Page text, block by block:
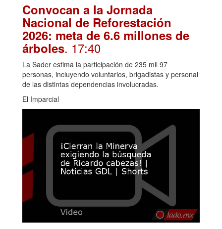
Convocan a la Jornada
Nacional de Reforestación
2026: meta de 6.6 millones de
árboles. 17:40
La Sader estima la participación de 235 mil 97
personas, incluyendo voluntarios, brigadistas y personal
de las distintas dependencias involucradas.
El Imparcial